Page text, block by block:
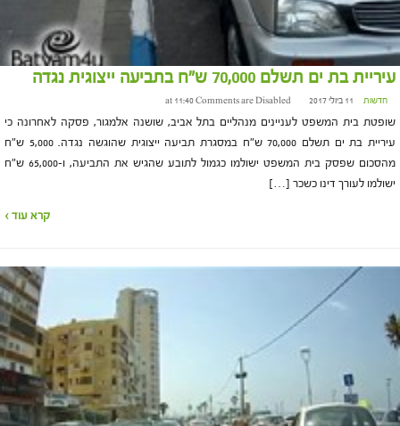
עיריית בת ים תשלם 70,000 ש"ח בתביעה ייצוגית נגדה
חדשות 11 ביולי 2017 at 11:40 Comments are Disabled
שופטת בית המשפט לעניינים מנהליים בתל אביב, שושנה אלמגור, פסקה לאחרונה כי
עיריית בת ים תשלם 70,000 ש"ח במסגרת תביעה ייצוגית שהוגשה נגדה. 5,000 ש"ח
מהסכום שפסק בית המשפט ישולמו כגמול לתובע שהגיש את התביעה, ו-65,000 ש"ח
ישולמו לעורך דינו כשכר […]
קרא עוד ›